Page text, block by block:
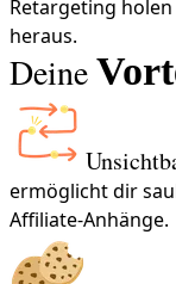
Retargeting
heraus.
Deine
ermöglicht dir
Affiliate-Anhänge.